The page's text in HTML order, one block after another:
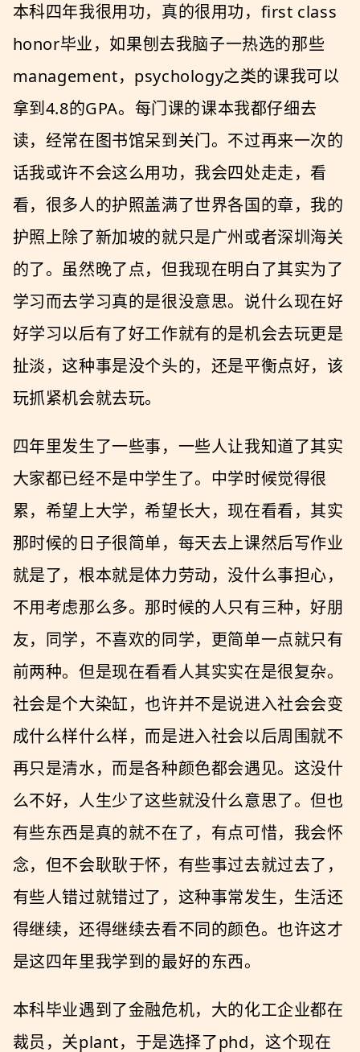
本科四年我很用功，真的很用功，first class
honor毕业，如果刨去我脑子一热选的那些
management，psychology之类的课我可以
拿到4.8的GPA。每门课的课本我都仔细去
读，经常在图书馆呆到关门。不过再来一次的
话我或许不会这么用功，我会四处走走，看
看，很多人的护照盖满了世界各国的章，我的
护照上除了新加坡的就只是广州或者深圳海关
的了。虽然晚了点，但我现在明白了其实为了
学习而去学习真的是很没意思。说什么现在好
好学习以后有了好工作就有的是机会去玩更是
扯淡，这种事是没个头的，还是平衡点好，该
玩抓紧机会就去玩。
四年里发生了一些事，一些人让我知道了其实
大家都已经不是中学生了。中学时候觉得很
累，希望上大学，希望长大，现在看看，其实
那时候的日子很简单，每天去上课然后写作业
就是了，根本就是体力劳动，没什么事担心，
不用考虑那么多。那时候的人只有三种，好朋
友，同学，不喜欢的同学，更简单一点就只有
前两种。但是现在看看人其实实在是很复杂。
社会是个大染缸，也许并不是说进入社会会变
成什么样什么样，而是进入社会以后周围就不
再只是清水，而是各种颜色都会遇见。这没什
么不好，人生少了这些就没什么意思了。但也
有些东西是真的就不在了，有点可惜，我会怀
念，但不会耿耿于怀，有些事过去就过去了，
有些人错过就错过了，这种事常发生，生活还
得继续，还得继续去看不同的颜色。也许这才
是这四年里我学到的最好的东西。
本科毕业遇到了金融危机，大的化工企业都在
裁员，关plant，于是选择了phd，这个现在